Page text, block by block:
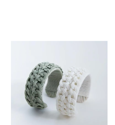
岡山
熊本